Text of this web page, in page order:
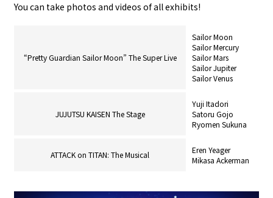
You can take photos and videos of all exhibits!
“Pretty Guardian Sailor Moon” The Super Live
Sailor Moon
Sailor Mercury
Sailor Mars
Sailor Jupiter
Sailor Venus
JUJUTSU KAISEN The Stage
Yuji Itadori
Satoru Gojo
Ryomen Sukuna
ATTACK on TITAN: The Musical
Eren Yeager
Mikasa Ackerman